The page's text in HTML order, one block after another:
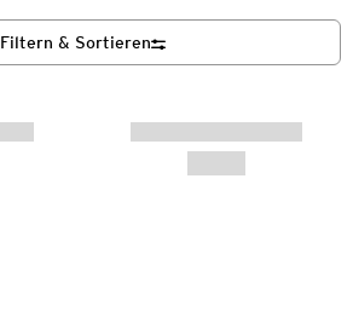
Filtern & Sortieren